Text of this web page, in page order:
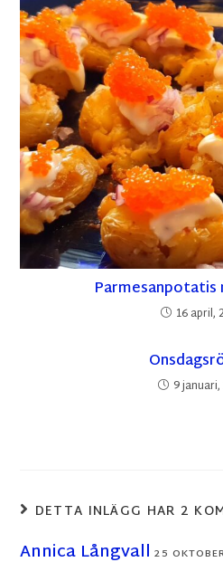
16 april,
9
DETTA INLÄGG HAR 2
Annica Långvall 25